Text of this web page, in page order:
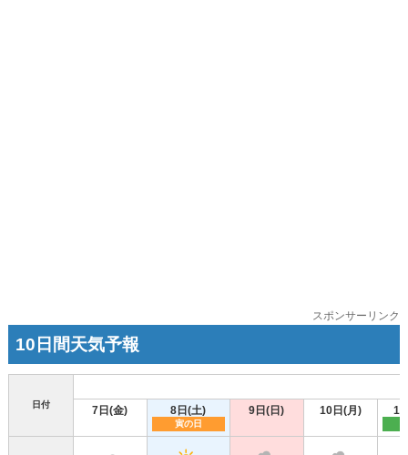
スポンサーリンク
10日間天気予報
日付 7日(金) 8日(土)
寅の日
9日(日) 10日(月) 11